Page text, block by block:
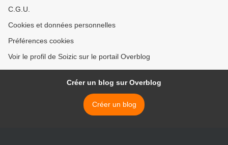
C.G.U.
Cookies et données personnelles
Préférences cookies
Voir le profil de Soizic sur le portail Overblog
Créer un blog sur Overblog
Créer un blog